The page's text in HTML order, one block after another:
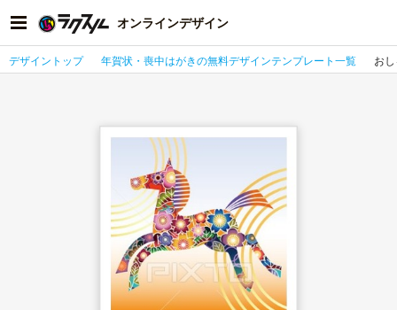
オンラインデザイン
デザイントップ 年賀状・喪中はがきの無料デザインテンプレート一覧 お